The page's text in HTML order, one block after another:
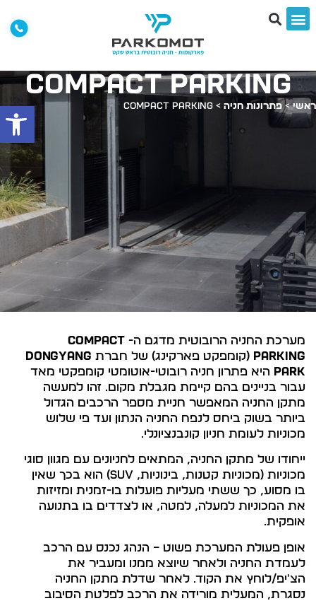
פתח
COMPACT PARKING
ראשי>פתרונות חניה>
COMPACT PARKING
מערכת החניה הרובוטית מדגם ה- COMPACT
PARKING (קומפקט פארקינג) של חברת DONGYANG
PARK היא פתרון חניה רובוטי-אוטומטי קומפקטי מאד
עבור בניינים בהם קיימת מגבלת מקום. זהו למעשה
מתקן החניה המאפשר חניית מספר הרכבים הגדול
ביותר בשוק ביחס לנפח החניה הנתון ועד פי שלוש
מכוניות לעומת חניון קונבנציונלי.
ייחודו של מתקן החניה, המתאים לחניונים עם מגוון סוגי
מכוניות (מכוניות קטנות, בינוניות, SUV) הוא בכך שאין
בו מסוע, כך ששתי מעליות פועלות בו-זמנית ומזיזות
את המכוניות למעלה, למטה, או לצדדים בו בתנועה
אופקית.
אופן פעולת המערכת פשוט – הנהג נכנס עם הרכב
לעמדת החניה ולאחר שיוצא ממנו ומעביר את
הצ'יפ/לוחץ את הקוד. לאחר שדלת מתקן החניה
נסגרת, המעלית מורידה את הרכב לפלטת הסיבוב